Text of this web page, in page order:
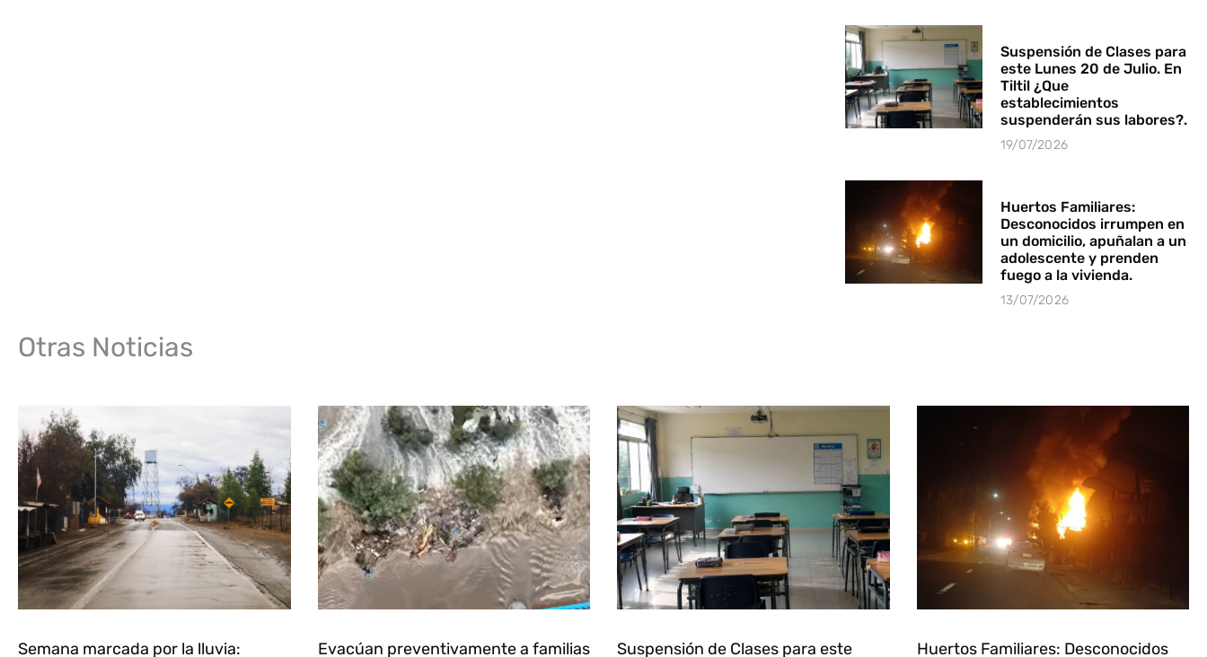
Suspensión de Clases para
este Lunes 20 de Julio. En
Tiltil ¿Que
establecimientos
suspenderán sus labores?.
19/07/2026
Huertos Familiares:
Desconocidos irrumpen en
un domicilio, apuñalan a un
adolescente y prenden
fuego a la vivienda.
13/07/2026
Otras Noticias
Semana marcada por la lluvia: Evacúan preventivamente a familias Suspensión de Clases para este Huertos Familiares: Desconocidos